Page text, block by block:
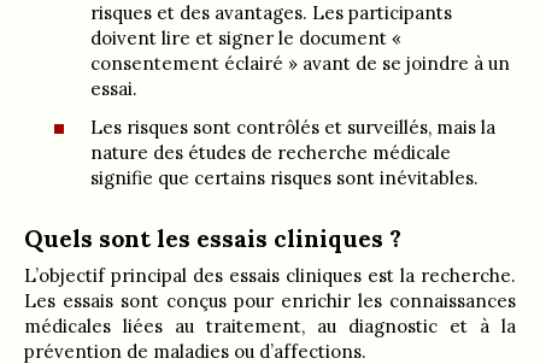
risques et des avantages. Les participants
doivent lire et signer le document «
consentement éclairé » avant de se joindre à un
essai.
Les risques sont contrôlés et surveillés, mais la
nature des études de recherche médicale
signifie que certains risques sont inévitables.
Quels sont les essais cliniques ?
L’objectif principal des essais cliniques est la recherche.
Les essais sont conçus pour enrichir les connaissances
médicales liées au traitement, au diagnostic et à la
prévention de maladies ou d’affections.